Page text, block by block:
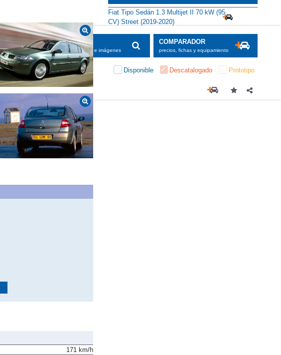
BUSCADOR
informaciones, fichas e imágenes
COMPARADOR
precios, fichas y equipamiento
Disponible Descatalogado Prototipo
171 km/h
Fiat Tipo Sedán 1.3 Multijet II 70 kW (95
CV) Street (2019-2020)